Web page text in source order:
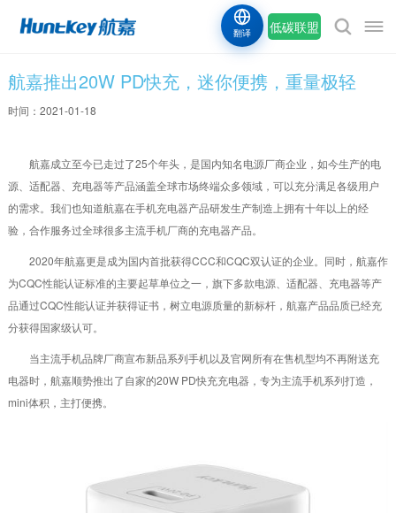
低碳联盟
翻译
航嘉推出20W PD快充，迷你便携，重量极轻
时间：2021-01-18
航嘉成立至今已走过了25个年头，是国内知名电源厂商企业，如今生产的电
源、适配器、充电器等产品涵盖全球市场终端众多领域，可以充分满足各级用户
的需求。我们也知道航嘉在手机充电器产品研发生产制造上拥有十年以上的经
验，合作服务过全球很多主流手机厂商的充电器产品。
2020年航嘉更是成为国内首批获得CCC和CQC双认证的企业。同时，航嘉作
为CQC性能认证标准的主要起草单位之一，旗下多款电源、适配器、充电器等产
品通过CQC性能认证并获得证书，树立电源质量的新标杆，航嘉产品品质已经充
分获得国家级认可。
当主流手机品牌厂商宣布新品系列手机以及官网所有在售机型均不再附送充
电器时，航嘉顺势推出了自家的20W PD快充充电器，专为主流手机系列打造，
mini体积，主打便携。